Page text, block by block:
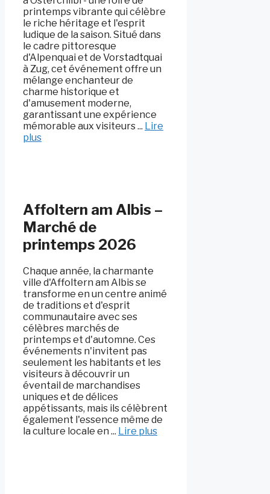
printemps vibrante qui célèbre
le riche héritage et l'esprit
ludique de la saison. Situé dans
le cadre pittoresque
d'Alpenquai et de Vorstadtquai
à Zug, cet événement offre un
mélange enchanteur de
charme historique et
d'amusement moderne,
garantissant une expérience
mémorable aux visiteurs ... Lire
plus
Affoltern am Albis –
Marché de
printemps 2026
Chaque année, la charmante
ville d'Affoltern am Albis se
transforme en un centre animé
de traditions et d'esprit
communautaire avec ses
célèbres marchés de
printemps et d'automne. Ces
événements n'invitent pas
seulement les habitants et les
visiteurs à découvrir un
éventail de marchandises
uniques et de délices
appétissants, mais ils célèbrent
également l'essence même de
la culture locale en ... Lire plus